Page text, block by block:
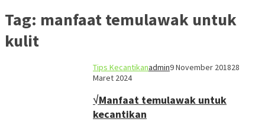
Tag: manfaat temulawak untuk
kulit
Tips Kecantikanadmin9 November 201828
Maret 2024
√Manfaat temulawak untuk
kecantikan